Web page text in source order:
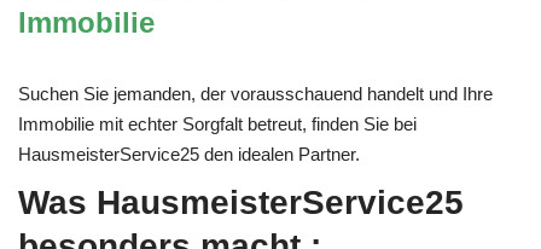
Immobilie
Suchen Sie jemanden, der vorausschauend handelt und Ihre
Immobilie mit echter Sorgfalt betreut, finden Sie bei
HausmeisterService25 den idealen Partner.
Was HausmeisterService25